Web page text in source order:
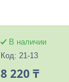
В наличии
Код: 21-13
8 220 ₸